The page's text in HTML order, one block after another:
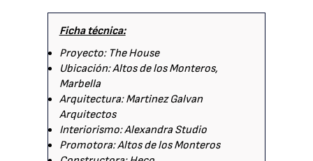
Ficha técnica:
Proyecto: The House
Ubicación: Altos de los Monteros,
Marbella
Arquitectura: Martinez Galvan
Arquitectos
Interiorismo: Alexandra Studio
Promotora: Altos de los Monteros